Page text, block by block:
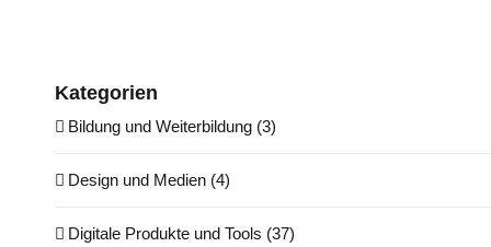
Kategorien
Bildung und Weiterbildung (3)
Design und Medien (4)
Digitale Produkte und Tools (37)